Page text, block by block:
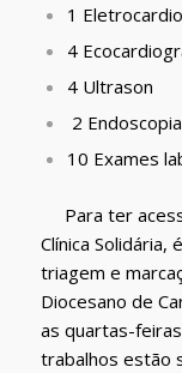
1
4
4 Ultrason
2 Endoscopia
10 Exames
Para ter
Clínica
triagem e
Diocesano de
as quartas-
trabalhos estão